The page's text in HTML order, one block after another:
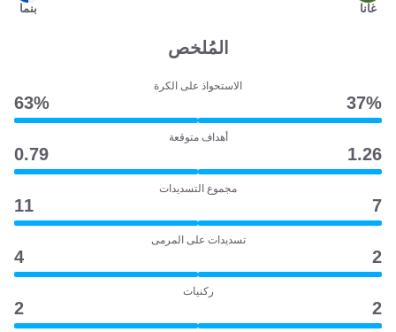
غانا بنما
المُلخص
الاستحواذ على الكرة
37‎%‎
63‎%‎
أهداف متوقعة
1.26
0.79
مجموع التسديدات
7
11
تسديدات على المرمى
2
4
ركنيات
2
2